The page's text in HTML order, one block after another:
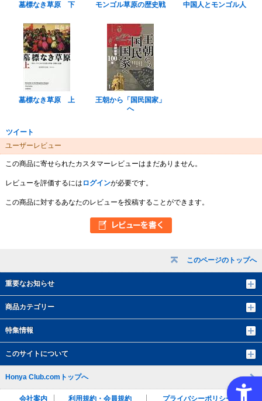
このページのトップへ
重要なお知らせ
商品カテゴリー
特集情報
このサイトについて
墓標なき草原 下 モンゴル草原の歴史戦 中国人とモンゴル人
墓標なき草原 上
王朝から「国民国家」
へ
ツイート
ユーザーレビュー
この商品に寄せられたカスタマーレビューはまだありません。
レビューを評価するには ログインが必要です。
この商品に対するあなたのレビューを投稿することができます。
Honya Club.comトップへ
会社案内 利用規約・会員規約 プライバシーポリシー